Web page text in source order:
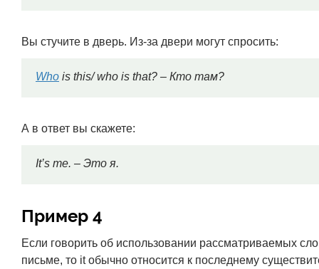
Вы стучите в дверь. Из-за двери могут спросить:
Who is this/ who is that? – Кто там?
А в ответ вы скажете:
It’s me. – Это я.
Пример 4
Если говорить об использовании рассматриваемых
письме, то it обычно относится к последнему